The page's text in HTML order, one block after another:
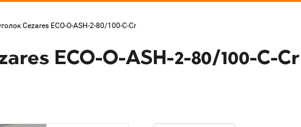
Cezares ECO-O-ASH-2-80/100-C-Cr
ECO-O-ASH-2-80/100-C-Cr